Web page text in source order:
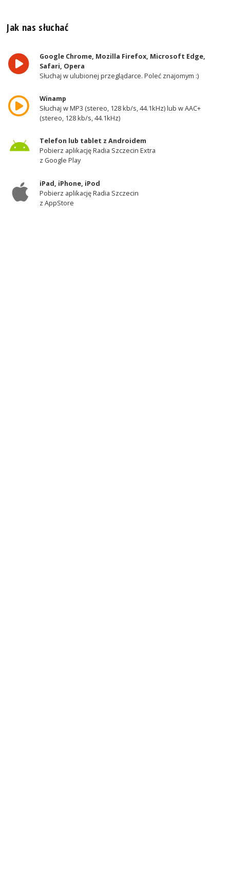
Jak nas słuchać
Google Chrome, Mozilla Firefox, Microsoft Edge,
Safari, Opera
Słuchaj w ulubionej przeglądarce. Poleć znajomym :)
Winamp
Słuchaj w MP3 (stereo, 128 kb/s, 44.1kHz) lub w AAC+
(stereo, 128 kb/s, 44.1kHz)
Telefon lub tablet z Androidem
Pobierz aplikację Radia Szczecin Extra
z Google Play
iPad, iPhone, iPod
Pobierz aplikację Radia Szczecin
z AppStore